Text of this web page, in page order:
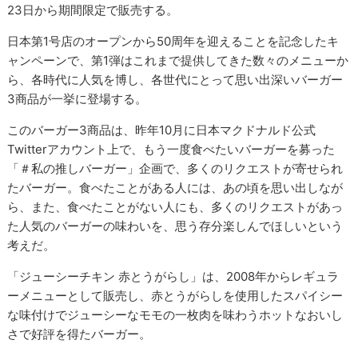
23日から期間限定で販売する。
日本第1号店のオープンから50周年を迎えることを記念したキ
ャンペーンで、第1弾はこれまで提供してきた数々のメニューか
ら、各時代に人気を博し、各世代にとって思い出深いバーガー
3商品が一挙に登場する。
このバーガー3商品は、昨年10月に日本マクドナルド公式
Twitterアカウント上で、もう一度食べたいバーガーを募った
「＃私の推しバーガー」企画で、多くのリクエストが寄せられ
たバーガー。食べたことがある人には、あの頃を思い出しなが
ら、また、食べたことがない人にも、多くのリクエストがあっ
た人気のバーガーの味わいを、思う存分楽しんでほしいという
考えだ。
「ジューシーチキン 赤とうがらし」は、2008年からレギュラ
ーメニューとして販売し、赤とうがらしを使用したスパイシー
な味付けでジューシーなモモの一枚肉を味わうホットなおいし
さで好評を得たバーガー。